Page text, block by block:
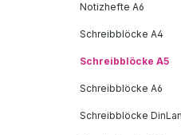
Notizhefte A6
Schreibblöcke A4
Schreibblöcke A5
Schreibblöcke A6
Schreibblöcke